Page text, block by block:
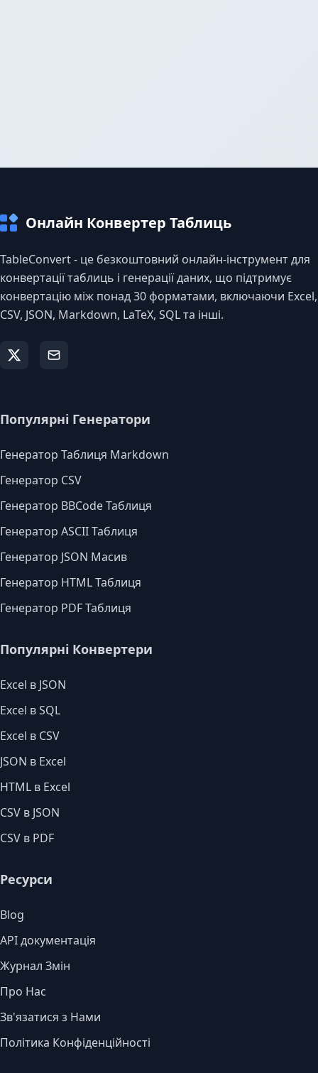
Онлайн Конвертер Таблиць
TableConvert - це безкоштовний онлайн-інструмент для
конвертації таблиць і генерації даних, що підтримує
конвертацію між понад 30 форматами, включаючи Excel,
CSV, JSON, Markdown, LaTeX, SQL та інші.
Популярні Генератори
Генератор Таблиця Markdown
Генератор CSV
Генератор BBCode Таблиця
Генератор ASCII Таблиця
Генератор JSON Масив
Генератор HTML Таблиця
Генератор PDF Таблиця
Популярні Конвертери
Excel в JSON
Excel в SQL
Excel в CSV
JSON в Excel
HTML в Excel
CSV в JSON
CSV в PDF
Ресурси
Blog
API документація
Журнал Змін
Про Нас
Зв'язатися з Нами
Політика Конфіденційності